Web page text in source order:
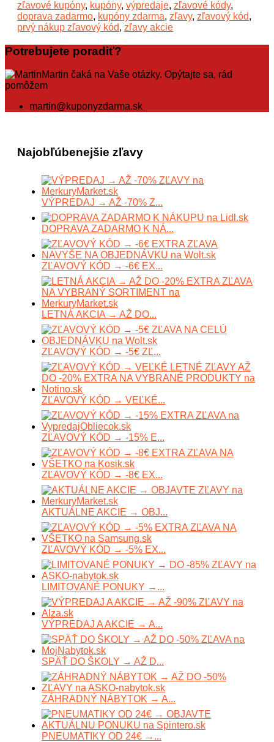
zľavové kupóny, kupóny, výpredaje, zľavové kódy,
doprava zadarmo, kupóny zdarma, zľavy, zľavový kód,
prvý nákup zľavový kód, zľavy akcie
Potrebujete poradiť?
Martin čaká na Vaše otázky. Opýtajte sa, rád
pomôžem
martin@kuponyzdarma.sk
Najobľúbenejšie zľavy
VÝPREDAJ → AŽ -70% Z...
DOPRAVA ZADARMO K NÁ...
ZĽAVOVÝ KÓD → -6€ EX...
LETNÁ AKCIA → AŽ DO...
ZĽAVOVÝ KÓD → -5€ ZĽ...
ZĽAVOVÝ KÓD → VEĽKÉ...
ZĽAVOVÝ KÓD → -15% E...
ZĽAVOVÝ KÓD → -8€ EX...
AKTUÁLNE AKCIE → OBJ...
ZĽAVOVÝ KÓD → -5% EX...
LIMITOVANÉ PONUKY →...
VÝPREDAJ A AKCIE → A...
SPÄŤ DO ŠKOLY → AŽ D...
ZÁHRADNÝ NÁBYTOK → A...
PNEUMATIKY OD 24€ →...